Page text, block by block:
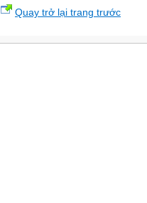
Quay trở lại trang trước